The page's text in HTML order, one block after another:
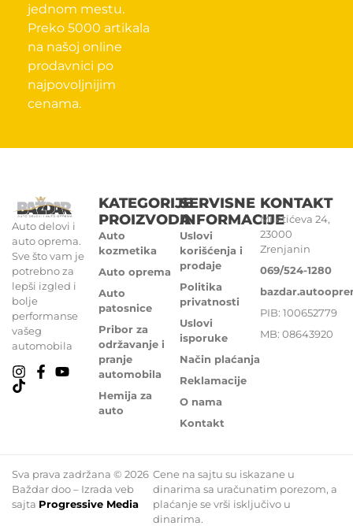
jednom mestu.
Preko 5000 artikala
na našoj online
prodavnici po
najpovoljnijim
cenama.
Auto delovi i
auto oprema.
Sve što vam je
potrebno za
lepši izgled i
bolje
performanse
vašeg
automobila
KATEGORIJE
PROIZVODA
Auto
kozmetika
Auto oprema
Auto
patosnice
Pribor za
održavanje i
pranje
automobila
Hemija za
auto
SERVISNE
INFORMACIJE
Uslovi
korišćenja i
prodaje
Politika
privatnosti
Uslovi
isporuke
Način plaćanja
Reklamacije
O nama
Kontakt
KONTAKT
Miletićeva 24,
23000
Zrenjanin
069/524-1280
PIB: 100652779
MB: 08643920
Sva prava zadržana © 2026
Baždar doo – Izrada veb
sajta Progressive Media
Cene na sajtu su iskazane u
dinarima sa uračunatim porezom, a
plaćanje se vrši isključivo u
dinarima.